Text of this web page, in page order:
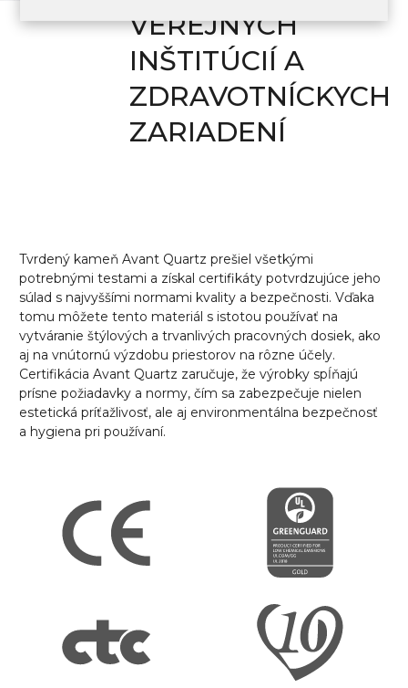
VEREJNÝCH
INŠTITÚCIÍ A
ZDRAVOTNÍCKYCH
ZARIADENÍ
Tvrdený kameň Avant Quartz prešiel všetkými
potrebnými testami a získal certifikáty potvrdzujúce jeho
súlad s najvyššími normami kvality a bezpečnosti. Vďaka
tomu môžete tento materiál s istotou používať na
vytváranie štýlových a trvanlivých pracovných dosiek, ako
aj na vnútornú výzdobu priestorov na rôzne účely.
Certifikácia Avant Quartz zaručuje, že výrobky spĺňajú
prísne požiadavky a normy, čím sa zabezpečuje nielen
estetická príťažlivosť, ale aj environmentálna bezpečnosť
a hygiena pri používaní.